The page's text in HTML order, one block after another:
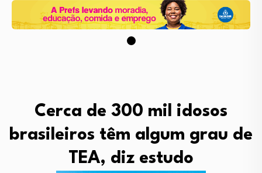
Cerca de 300 mil idosos
brasileiros têm algum grau de
TEA, diz estudo